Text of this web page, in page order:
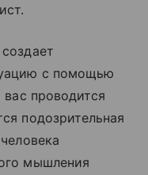
с помощью
проводится
подозрительная
мышления